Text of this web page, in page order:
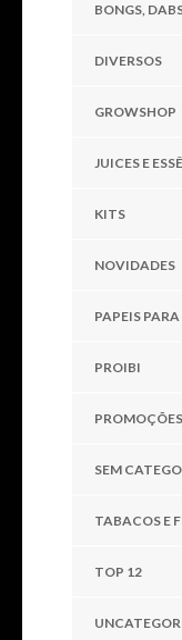
BONGS,
DIVERSOS
GROWSHOP
JUICES E
KITS
NOVIDADES
PAPEIS
PROIBI
PROMOÇÕES
SEM
TABACOS E
TOP 12